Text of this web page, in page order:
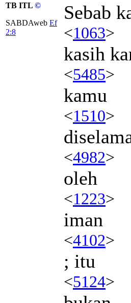
TB ITL ©
SABDAweb Ef
2:8
Sebab
<1063>
kasih
<5485>
kamu
<1510>
<4982>
oleh
<1223>
iman
<4102>
; itu
<5124>